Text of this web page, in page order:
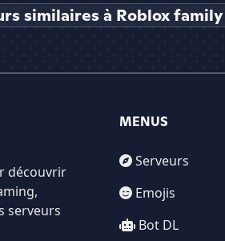
similaires à Roblox family
découvrir
serveurs
MENUS
Serveurs
Emojis
Bot DL